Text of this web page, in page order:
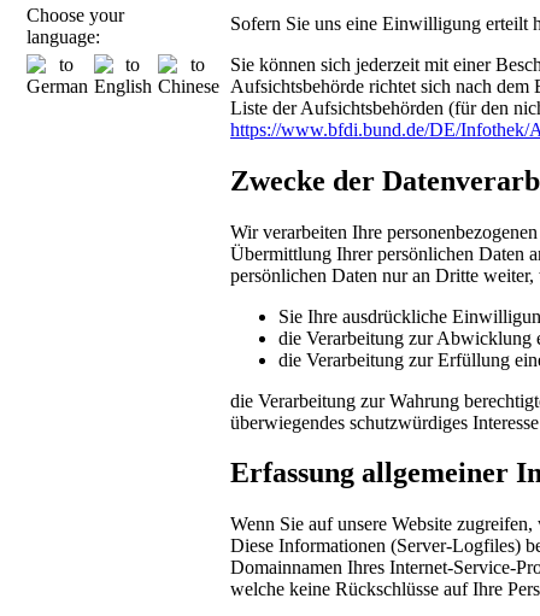
Choose your
language:
Sofern Sie uns eine Einwilligung erteilt
Sie können sich jederzeit mit einer
Aufsichtsbehörde richtet sich nach
Liste der Aufsichtsbehörden (für den
https://www.bfdi.bund.de/DE/Infothek/
Zwecke der
Wir verarbeiten Ihre
Übermittlung Ihrer persönlichen Daten
persönlichen Daten nur an Dritte weiter,
Sie Ihre ausdrückliche
die Verarbeitung zur Abwicklung
die Verarbeitung zur Erfüllung
die Verarbeitung zur Wahrung
überwiegendes schutzwürdiges
Erfassung allgemeiner
Wenn Sie auf unsere Website
Diese Informationen (Server-Logfiles)
Domainnamen Ihres Internet-Service-
welche keine Rückschlüsse auf Ihre